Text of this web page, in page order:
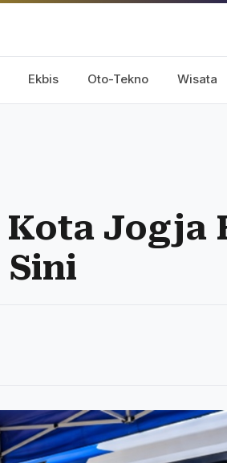
Ekbis Oto-Tekno Wisata
Jogja
Sini